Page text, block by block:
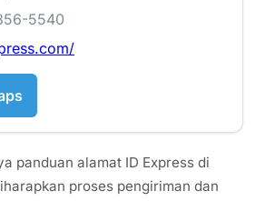
5540
panduan alamat ID Express di
proses pengiriman dan